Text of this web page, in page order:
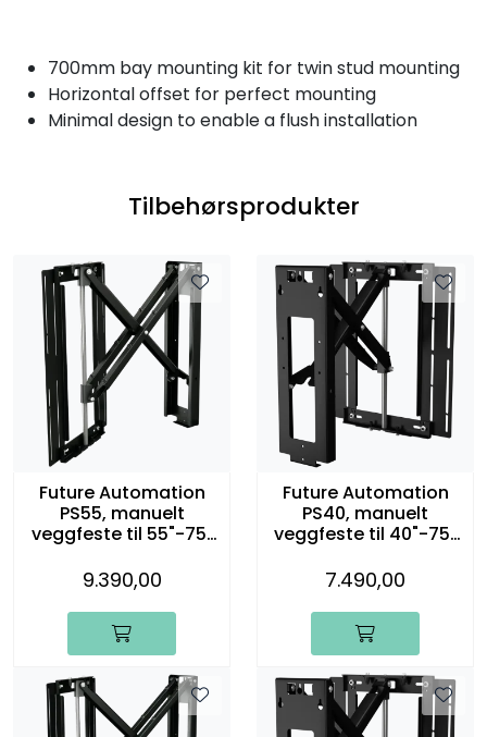
700mm bay mounting kit for twin stud mounting
Horizontal offset for perfect mounting
Minimal design to enable a flush installation
Tilbehørsprodukter
Future Automation
PS55, manuelt
veggfeste til 55"-75"
9.390,00
Future Automation
PS40, manuelt
veggfeste til 40"-75"
7.490,00